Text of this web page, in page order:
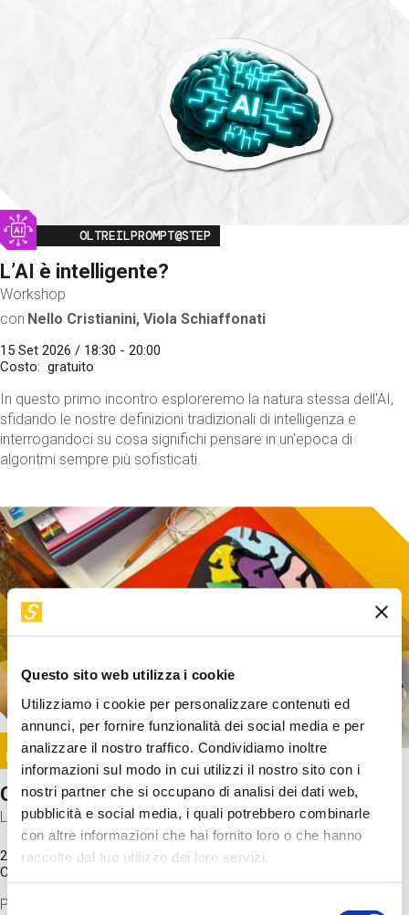
Questo sito web utilizza i cookie
Utilizziamo i cookie per personalizzare contenuti ed
annunci, per fornire funzionalità dei social media e per
analizzare il nostro traffico. Condividiamo inoltre
informazioni sul modo in cui utilizzi il nostro sito con i
nostri partner che si occupano di analisi dei dati web,
pubblicità e social media, i quali potrebbero combinarle
con altre informazioni che hai fornito loro o che hanno
raccolto dal tuo utilizzo dei loro servizi.
Selezione
Image
OLTREILPROMPT@STEP
L’AI è intelligente?
Workshop
con Nello Cristianini, Viola Schiaffonati
15 Set 2026 / 18:30 - 20:00
Costo
gratuito
In questo primo incontro esploreremo la natura stessa dell'AI,
sfidando le nostre definizioni tradizionali di intelligenza e
interrogandoci su cosa significhi pensare in un'epoca di
algoritmi sempre più sofisticati.
Image
SUNDAY@STEP
Come funziona il cervello?
Laboratorio
20 Set 2026 / 11:15 - 13:00
Costo
Proveremo a costruire un cervello in cartoncino cercando di